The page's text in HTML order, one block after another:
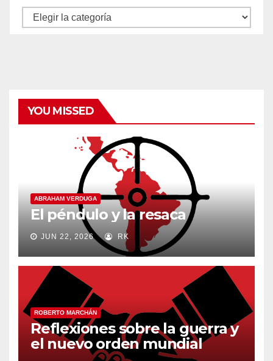
Autores
YOU MISSED
ABRAHAM VERDUGA
El péndulo y la resaca
JUN 22, 2026 RK
ROBERTO MARCHÁN
Reflexiones sobre la guerra y
el nuevo orden mundial